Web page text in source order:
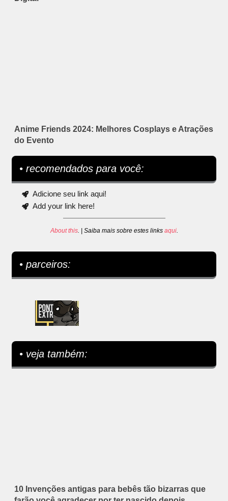
Anime Friends 2024: Melhores Cosplays e Atrações
do Evento
• recomendados para você:
Adicione seu link aqui!
Add your link here!
About this. | Saiba mais sobre estes links aqui.
• parceiros:
• veja também:
10 Invenções antigas para bebês tão bizarras que